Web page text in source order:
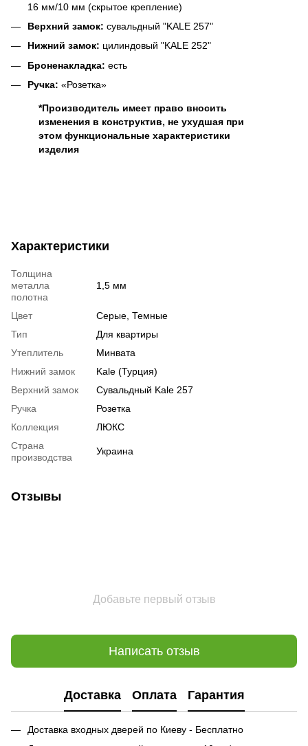
16 мм/10 мм (скрытое крепление)
Верхний замок: сувальдный "KALE 257"
Нижний замок: цилиндовый "KALE 252"
Броненакладка: есть
Ручка: «Розетка»
*Производитель имеет право вносить
изменения в конструктив, не ухудшая при
этом функциональные характеристики
изделия
Характеристики
Толщина
металла
полотна
1,5 мм
Цвет
Серые, Темные
Тип
Для квартиры
Утеплитель
Минвата
Нижний замок
Kale (Турция)
Верхний замок
Сувальдный Kale 257
Ручка
Розетка
Коллекция
ЛЮКС
Страна
производства
Украина
Отзывы
Добавьте первый отзыв
Написать отзыв
Доставка Оплата Гарантия
Доставка входных дверей по Киеву - Бесплатно